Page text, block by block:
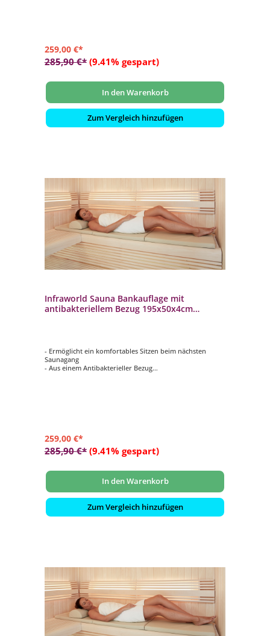
259,00 €*
285,90 €* (9.41% gespart)
In den Warenkorb
Zum Vergleich hinzufügen
Infraworld Sauna Bankauflage mit
antibakteriellem Bezug 195x50x4cm
- Ermöglicht ein komfortables Sitzen beim nächsten
Saunagang
- Aus einem Antibakterieller Bezug
259,00 €*
285,90 €* (9.41% gespart)
In den Warenkorb
Zum Vergleich hinzufügen